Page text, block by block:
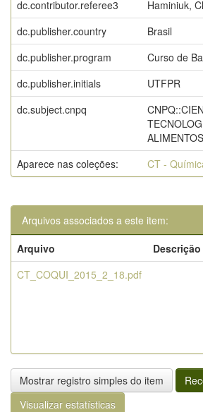
dc.contributor.referee3
Haminiuk,
dc.publisher.country
Brasil
dc.publisher.program
Curso de
dc.publisher.initials
UTFPR
dc.subject.cnpq
ALIMENTOS
Aparece nas coleções:
CT -
Arquivos associados a este item:
Arquivo
Descrição
CT_COQUI_2015_2_18.pdf
Mostrar registro simples do item
Visualizar estatísticas